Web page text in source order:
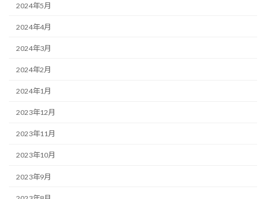
2024年5月
2024年4月
2024年3月
2024年2月
2024年1月
2023年12月
2023年11月
2023年10月
2023年9月